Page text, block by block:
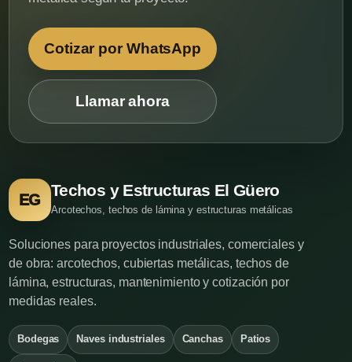
Cotizar por WhatsApp
Llamar ahora
EG
Techos y Estructuras El Güero
Arcotechos, techos de lámina y estructuras metálicas
Soluciones para proyectos industriales, comerciales y
de obra: arcotechos, cubiertas metálicas, techos de
lámina, estructuras, mantenimiento y cotización por
medidas reales.
Bodegas Naves industriales Canchas Patios